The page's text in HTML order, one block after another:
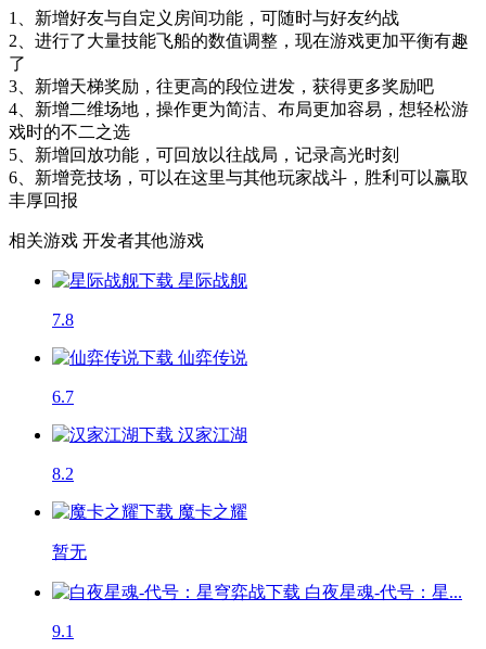
1、新增好友与自定义房间功能，可随时与好友约战
2、进行了大量技能飞船的数值调整，现在游戏更加平衡有趣
了
3、新增天梯奖励，往更高的段位进发，获得更多奖励吧
4、新增二维场地，操作更为简洁、布局更加容易，想轻松游
戏时的不二之选
5、新增回放功能，可回放以往战局，记录高光时刻
6、新增竞技场，可以在这里与其他玩家战斗，胜利可以赢取
丰厚回报
相关游戏 开发者其他游戏
星际战舰
7.8
仙弈传说
6.7
汉家江湖
8.2
魔卡之耀
暂无
白夜星魂-代号：星...
9.1